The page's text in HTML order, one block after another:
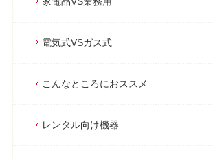
電気式VSガス式
こんなところにおススメ
レンタル向け機器